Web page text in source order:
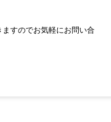
すのでお気軽にお問い合